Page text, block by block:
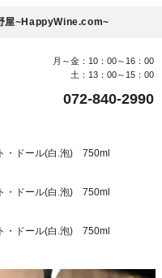
屋~HappyWine.com~
月～金：10：00～16：00
土：13：00～15：00
072-840-2990
ドール(白.泡) 750ml
ドール(白.泡) 750ml
ドール(白.泡) 750ml